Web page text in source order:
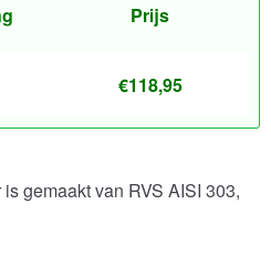
Prijs
€118,95
gemaakt van RVS AISI 303,